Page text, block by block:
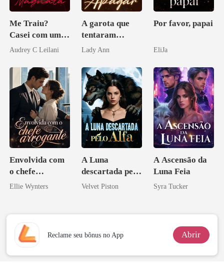
Me Traiu?
Casei com um
Magnata
Audrey C Leilani
A garota que
tentaram
apagar
Lady Ann
Por favor, papai
EliJa
Envolvida com
o chefe
arrogante
Ellie Wynters
A Luna
descartada pelo
Alfa
Velvet Piston
A Ascensão da
Luna Feia
Syra Tucker
Reclame seu bônus no App Abrir